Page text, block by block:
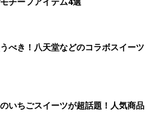
べき！八天堂などのコラボスイーツ
いちごスイーツが超話題！人気商品